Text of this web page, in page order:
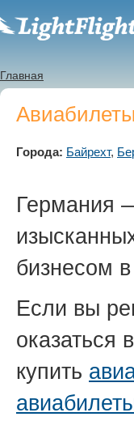
Главная
Города: Байрехт,
Германия
бизнесом
Если вы
оказаться
купить